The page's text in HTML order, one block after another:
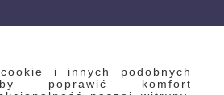
i innych podobnych
poprawić komfort